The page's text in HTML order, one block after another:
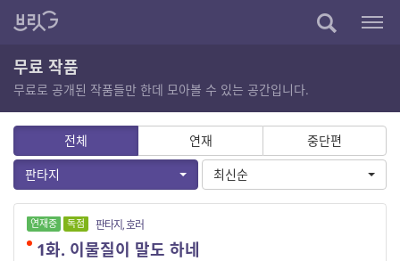
무료 작품
무료로 공개된 작품들만 한데 모아볼 수 있는 공간입니다.
전체 연재
중단편
판타지
최신순
연재중 독점 판타지, 호러
1화. 이물질이 말도 하네